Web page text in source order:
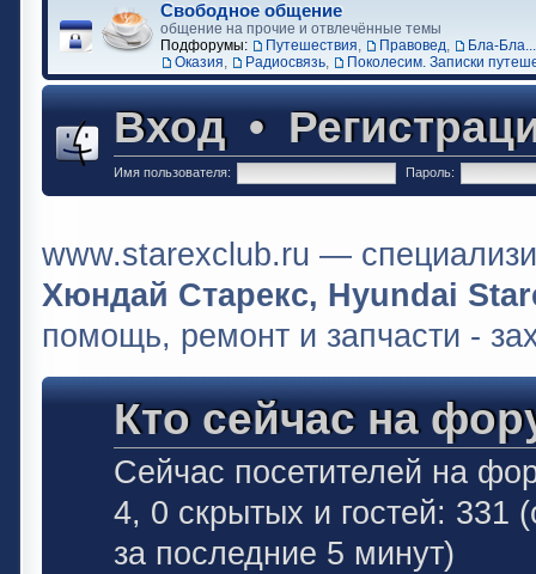
Свободное общение
общение на прочие и отвлечённые темы
Подфорумы:
Путешествия, Правовед,
Бла-Бла...
Оказия, Радиосвязь, Поколесим. Записки
Вход•
Имя пользователя: Пароль:
www.starexclub.ru —
Хюндай Старекс, Hyundai
помощь, ремонт и запчасти -
Кто сейчас на
Сейчас посетителей на
4, 0 скрытых и гостей: 331
за последние 5 минут)